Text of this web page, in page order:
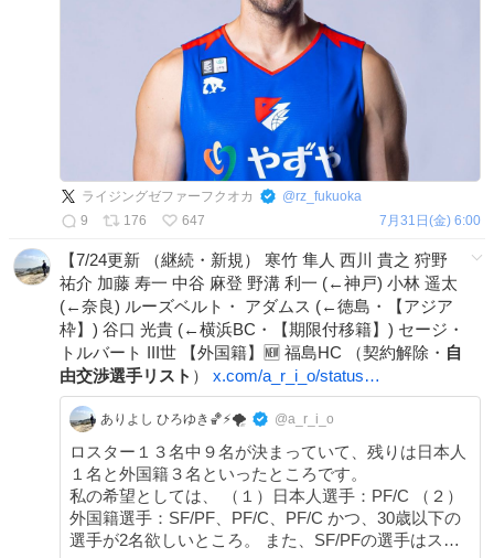
ライジングゼファーフクオカ @rz_fukuoka
9
176 647 7月31日(金) 6:00
【7/24更新 （継続・新規） 寒竹 隼人 西川 貴之 狩野
祐介 加藤 寿一 中谷 麻登 野溝 利一 (←神戸) 小林 遥太
(←奈良) ルーズベルト・ アダムス (←徳島・【アジア
枠】) 谷口 光貴 (←横浜BC・【期限付移籍】) セージ・
トルバート III世 【外国籍】🆕 福島HC （契約解除・ 自
由交渉選手リスト ） x.com/a_r_i_o/status…
ありよし ひろゆき🏀⚡🌪️ @a_r_i_o
ロスター１３名中９名が決まっていて、残りは日本人
１名と外国籍３名といったところです。
私の希望としては、 （１）日本人選手：PF/C （２）
外国籍選手：SF/PF、PF/C、PF/C かつ、30歳以下の
選手が2名欲しいところ。 また、SF/PFの選手はスラ